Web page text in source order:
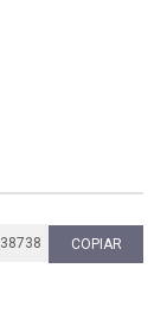
COPIAR